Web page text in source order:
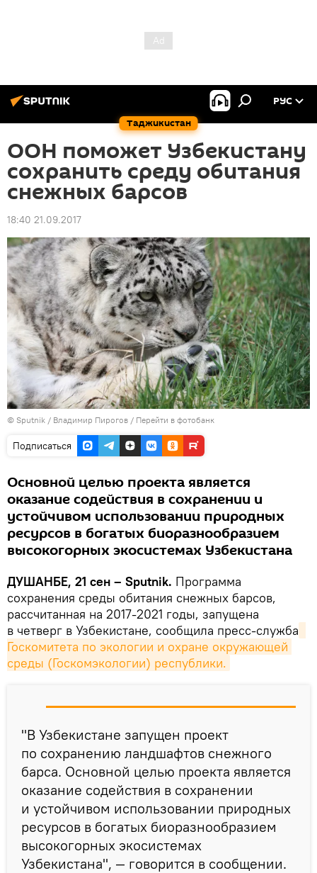
Таджикистан
РУС
ООН поможет Узбекистану
сохранить среду обитания
снежных барсов
18:40 21.09.2017
© Sputnik / Владимир Пирогов / Перейти в фотобанк
Подписаться
Основной целью проекта является
оказание содействия в сохранении и
устойчивом использовании природных
ресурсов в богатых биоразнообразием
высокогорных экосистемах Узбекистана
ДУШАНБЕ, 21 сен – Sputnik. Программа
сохранения среды обитания снежных барсов,
рассчитанная на 2017-2021 годы, запущена
в четверг в Узбекистане, сообщила пресс-служба
Госкомитета по экологии и охране окружающей
среды (Госкомэкологии) республики.
"В Узбекистане запущен проект
по сохранению ландшафтов снежного
барса. Основной целью проекта является
оказание содействия в сохранении
и устойчивом использовании природных
ресурсов в богатых биоразнообразием
высокогорных экосистемах
Узбекистана", — говорится в сообщении.